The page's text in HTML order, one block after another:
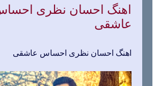
اهنگ احسان نظری
عاشقی
اهنگ احسان نظری احساس عاشقی